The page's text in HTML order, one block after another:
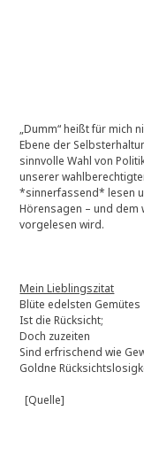
„Dumm“ heißt für mich
Ebene der
sinnvolle Wahl von
unserer
*sinnerfassend* lesen
Hörensagen – und dem
vorgelesen wird.
Mein Lieblingszitat
Blüte edelsten Gemütes
Ist die Rücksicht;
Doch zuzeiten
Sind erfrischend wie
Goldne
[Quelle]